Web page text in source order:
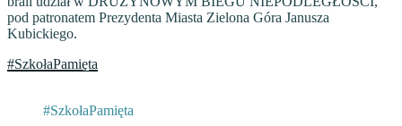
pod patronatem Prezydenta Miasta Zielona Góra Janusza
Kubickiego.
#SzkołaPamięta
#SzkołaPamięta